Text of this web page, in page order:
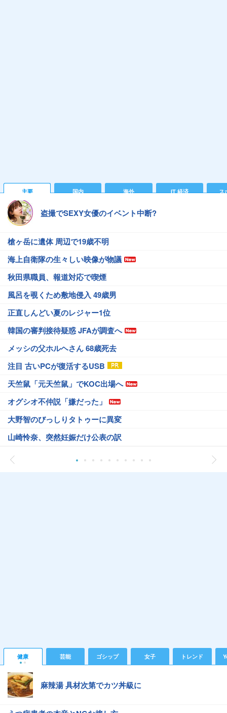
主要 国内 海外 IT 経済 ス
盗撮でSEXY女優のイベント中断?
槍ヶ岳に遺体 周辺で19歳不明
海上自衛隊の生々しい映像が物議
秋田県職員、報道対応で喫煙
風呂を覗くため敷地侵入 49歳男
正直しんどい夏のレジャー1位
韓国の審判接待疑惑 JFAが調査へ
メッシの父ホルヘさん 68歳死去
注目 古いPCが復活するUSB
天竺鼠「元天竺鼠」でKOC出場へ
オグシオ不仲説「嫌だった」
大野智のびっしりタトゥーに異変
山崎怜奈、突然妊娠だけ公表の訳
健康 芸能 ゴシップ 女子 トレンド
麻辣湯 具材次第でカツ丼級に